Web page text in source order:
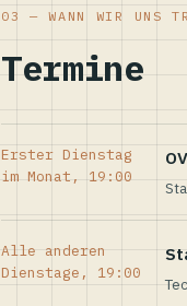
03 — WANN WIR UNS
Termine
Erster Dienstag
im Monat, 19:00
Alle anderen
Dienstage, 19:00